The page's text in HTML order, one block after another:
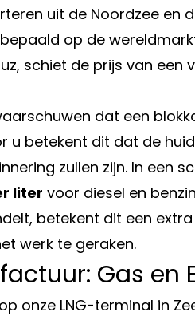
uit de Noordzee en
op de
schiet de prijs van
dat een
u betekent dit dat de
zullen zijn. In een
liter voor diesel en
betekent dit een
werk te geraken.
Gas en
onze LNG-terminal in